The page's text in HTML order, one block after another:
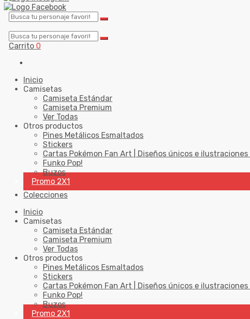
Carrito 0
Inicio
Camisetas
Camiseta Estándar
Camiseta Premium
Ver Todas
Otros productos
Pines Metálicos Esmaltados
Stickers
Cartas Pokémon Fan Art | Diseños únicos e
Funko Pop!
Buzos
Promo 2X1
Colecciones
Inicio
Camisetas
Camiseta Estándar
Camiseta Premium
Ver Todas
Otros productos
Pines Metálicos Esmaltados
Stickers
Cartas Pokémon Fan Art | Diseños únicos e
Funko Pop!
Buzos
Promo 2X1